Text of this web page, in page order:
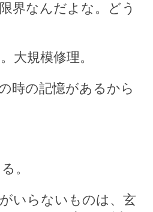
界なんだよな。どう
大規模修理。
時の記憶があるから
。
いらないものは、玄